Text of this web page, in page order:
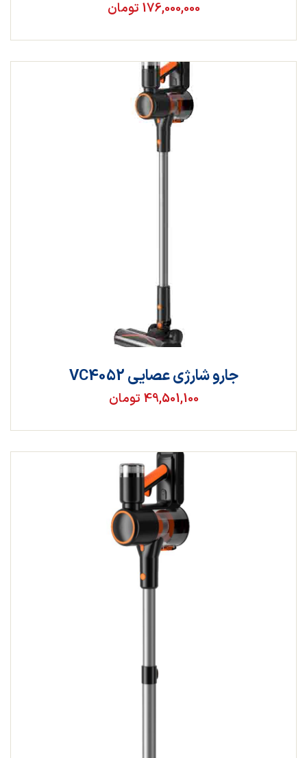
176,000,000 تومان
جارو شارژی عصایی VC4052
49,501,100 تومان